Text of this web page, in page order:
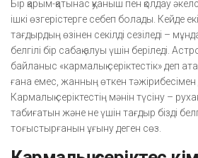
Бір қарым-қатынас қуаныш пен қолдау
ішкі өзгерістерге себеп болады. Кейде
тағдырдың өзінен секілді сезіледі –
белгілі бір сабақ алуы үшін беріледі.
байланыс «кармалық серіктестік» деп
ғана емес, жанның өткен
Кармалық серіктестің мәнін түсіну –
табиғатын және не үшін тағдыр бізді
тоғыстырғанын ұғыну деген сөз.